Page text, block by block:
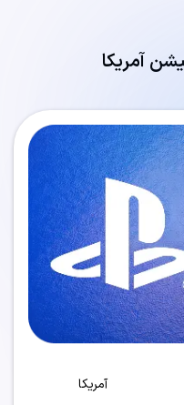
آمریکا